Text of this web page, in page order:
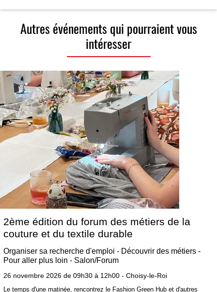
Autres événements qui pourraient vous
intéresser
2ème édition du forum des métiers de la
couture et du textile durable
Organiser sa recherche d'emploi - Découvrir des métiers -
Pour aller plus loin - Salon/Forum
26 novembre 2026 de 09h30 à 12h00 - Choisy-le-Roi
Le temps d'une matinée, rencontrez le Fashion Green Hub et d'autres